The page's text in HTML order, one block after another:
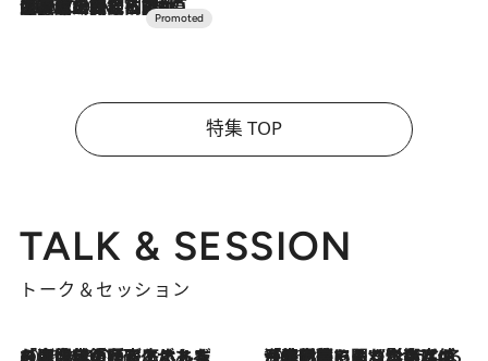
2026.7.10
NEW OPEN！【界 草津】名湯の地に誕生。趣の異なる2種の温泉と上州ならではの会席・蕎麦割烹など美食を味わう究極の癒やし旅
特集 TOP
TALK & SESSION
トーク＆セッション